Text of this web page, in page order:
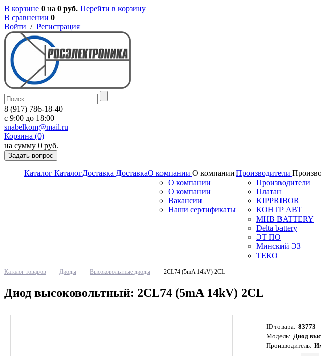
В корзине 0 на 0 руб. Перейти в корзину
В сравнении 0
Войти / Регистрация
8 (917) 786-18-40
c 9:00 до 18:00
snabelkom@mail.ru
Корзина (0)
на сумму 0 руб.
Задать вопрос
Каталог КаталогДоставка ДоставкаО компании О компании
О компании
О компании
Вакансии
Наши сертификаты
Производители
Производители
Платан
KIPPRIBOR
КОНТР АВТ
MHB BATTERY
Delta battery
ЭT ПО
Минский ЭЗ
ТЕКО
Каталог товаров Диоды Высоковольтные диоды 2CL74 (5mA 14kV) 2CL
Диод высоковольтный: 2CL74 (5mA 14kV) 2CL
ID товара: 83773
Модель: Диод
Производитель: